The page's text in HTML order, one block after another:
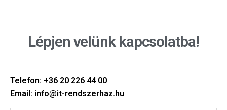
Lépjen velünk kapcsolatba!
Telefon: +36 20 226 44 00
Email: info@it-rendszerhaz.hu